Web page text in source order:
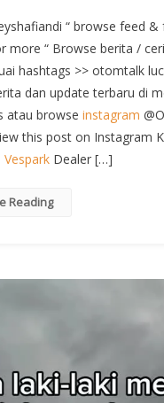
“ browse feed
more “ Browse berita /
hashtags >> otomtalk
dan update terbaru di
atau browse instagram
this post on Instagram
VesparkDealer […]
Reading